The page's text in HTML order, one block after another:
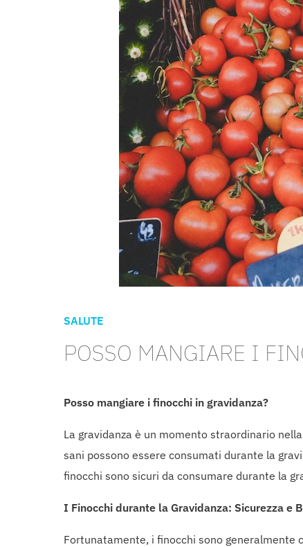
SALUTE
POSSO MANGIARE I
Posso mangiare i finocchi in gravidanza?
La gravidanza è un momento straordinario
sani possono essere consumati durante la
finocchi sono sicuri da consumare durante la
I Finocchi durante la Gravidanza: Sicurezza e
Fortunatamente, i finocchi sono